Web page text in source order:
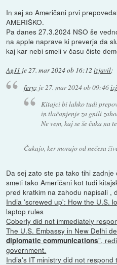
In sej so Američani prvi
AMERIŠKO.
Pa danes 27.3.2024 NSO še
na apple naprave ki preverja da
kaj kar nebi smeli v času čiste
AgJ1 je27. mar 2024 ob 16:12 izjavil:
feryzje27. mar 2024 ob 09:46
Kitajci bi lahko tudi
in tlačanjenje za gnili
Ne vem, kaj se še čaka na
Čakajo, ker morajo od nečesa
Da sej zato ste pa tako tihi
smeti tako Američani kot tudi
pred kratkim na zahodu napisali ,
India 'screwed up': How the U.S.
laptop rules
Coberly did not immediately
The U.S. Embassy in New Delhi
diplomatic communications",
government.
India's IT ministry did not